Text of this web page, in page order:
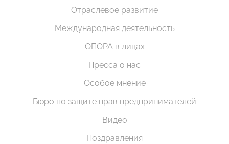
Отраслевое развитие
Международная деятельность
ОПОРА в лицах
Пресса о нас
Особое мнение
Бюро по защите прав предпринимателей
Видео
Поздравления